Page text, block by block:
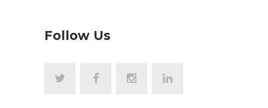
Follow Us